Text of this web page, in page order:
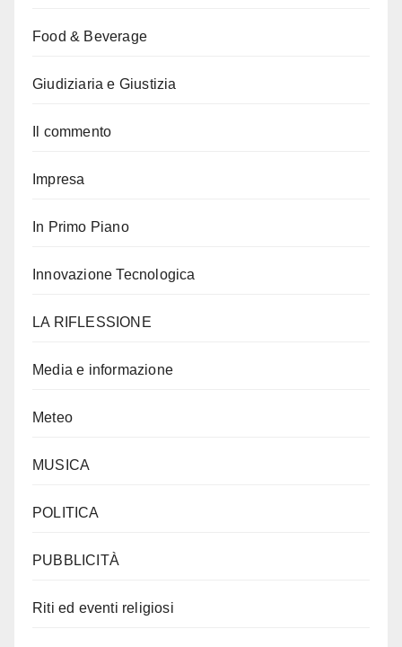
Food & Beverage
Giudiziaria e Giustizia
Il commento
Impresa
In Primo Piano
Innovazione Tecnologica
LA RIFLESSIONE
Media e informazione
Meteo
MUSICA
POLITICA
PUBBLICITÀ
Riti ed eventi religiosi